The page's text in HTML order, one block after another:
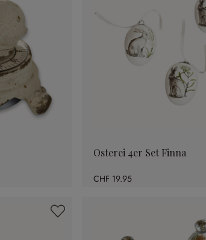
Osterei 4er Set Finna
CHF 19.95